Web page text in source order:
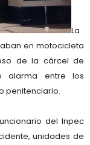
La
en motocicleta
de la cárcel de
alarma entre los
penitenciario.
del Inpec
unidades de